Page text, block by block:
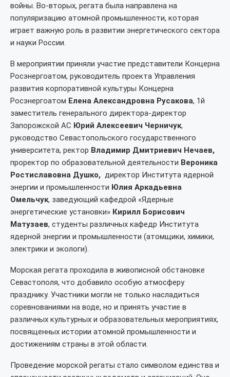
войны. Во-вторых, регата была направлена на
популяризацию атомной промышленности, которая
играет важную роль в развитии энергетического сектора
и науки России.
В мероприятии приняли участие представители Концерна
Росэнергоатом, руководитель проекта Управления
развития корпоративной культуры Концерна
Росэнергоатом Елена Александровна Русакова, 1й
заместитель генерального директора-директор
Запорожской АС Юрий Алексеевич Черничук,
руководство Севастопольского государственного
университета, ректор Владимир Дмитриевич Нечаев,
проректор по образовательной деятельности Вероника
Ростиславовна Душко, директор Института ядерной
энергии и промышленности Юлия Аркадьевна
Омельчук, заведующий кафедрой «Ядерные
энергетические установки» Кирилл Борисович
Матузаев, студенты различных кафедр Института
ядерной энергии и промышленности (атомщики, химики,
электрики и экологи).
Морская регата проходила в живописной обстановке
Севастополя, что добавило особую атмосферу
празднику. Участники могли не только насладиться
соревнованиями на воде, но и принять участие в
различных культурных и образовательных мероприятиях,
посвященных истории атомной промышленности и
достижениям страны в этой области.
Проведение морской регаты стало символом единства и